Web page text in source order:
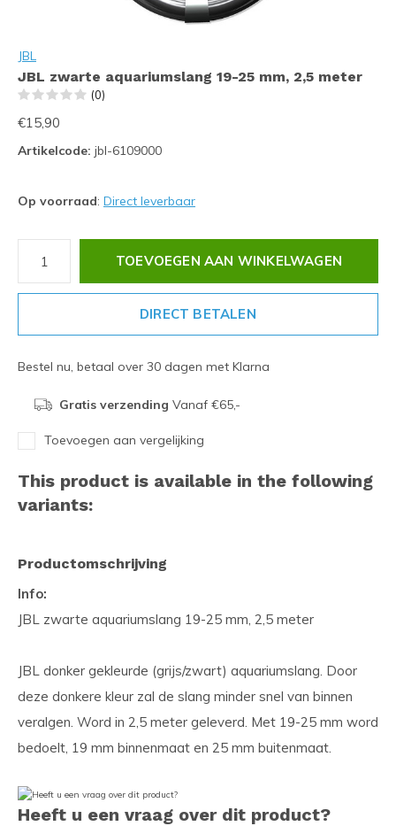
JBL
JBL zwarte aquariumslang 19-25 mm, 2,5 meter
(0)
€15,90
Artikelcode: jbl-6109000
Op voorraad: Direct leverbaar
TOEVOEGEN AAN WINKELWAGEN
DIRECT BETALEN
Bestel nu, betaal over 30 dagen met Klarna
Gratis verzending Vanaf €65,-
Toevoegen aan vergelijking
This product is available in the following
variants:
Productomschrijving
Info:
JBL zwarte aquariumslang 19-25 mm, 2,5 meter
JBL donker gekleurde (grijs/zwart) aquariumslang. Door
deze donkere kleur zal de slang minder snel van binnen
veralgen. Word in 2,5 meter geleverd. Met 19-25 mm word
bedoelt, 19 mm binnenmaat en 25 mm buitenmaat.
Heeft u een vraag over dit product?